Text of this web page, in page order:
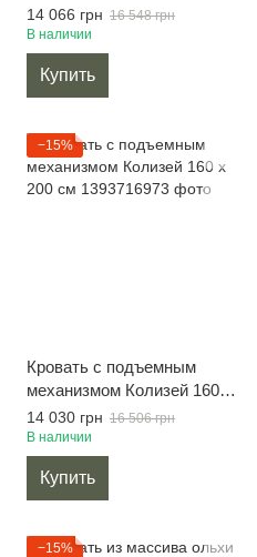
160 х 200 см орех
14 066 грн 16 548 грн
В наличии
Купить
−15%
Кровать с подъемным
механизмом Колизей 160 х
200 см
14 030 грн 16 506 грн
В наличии
Купить
−15%